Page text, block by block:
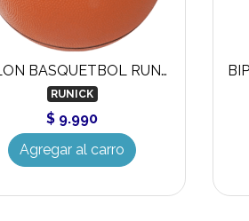
BALON BASQUETBOL RUNICK
RUNICK
$ 9.990
Agregar al carro